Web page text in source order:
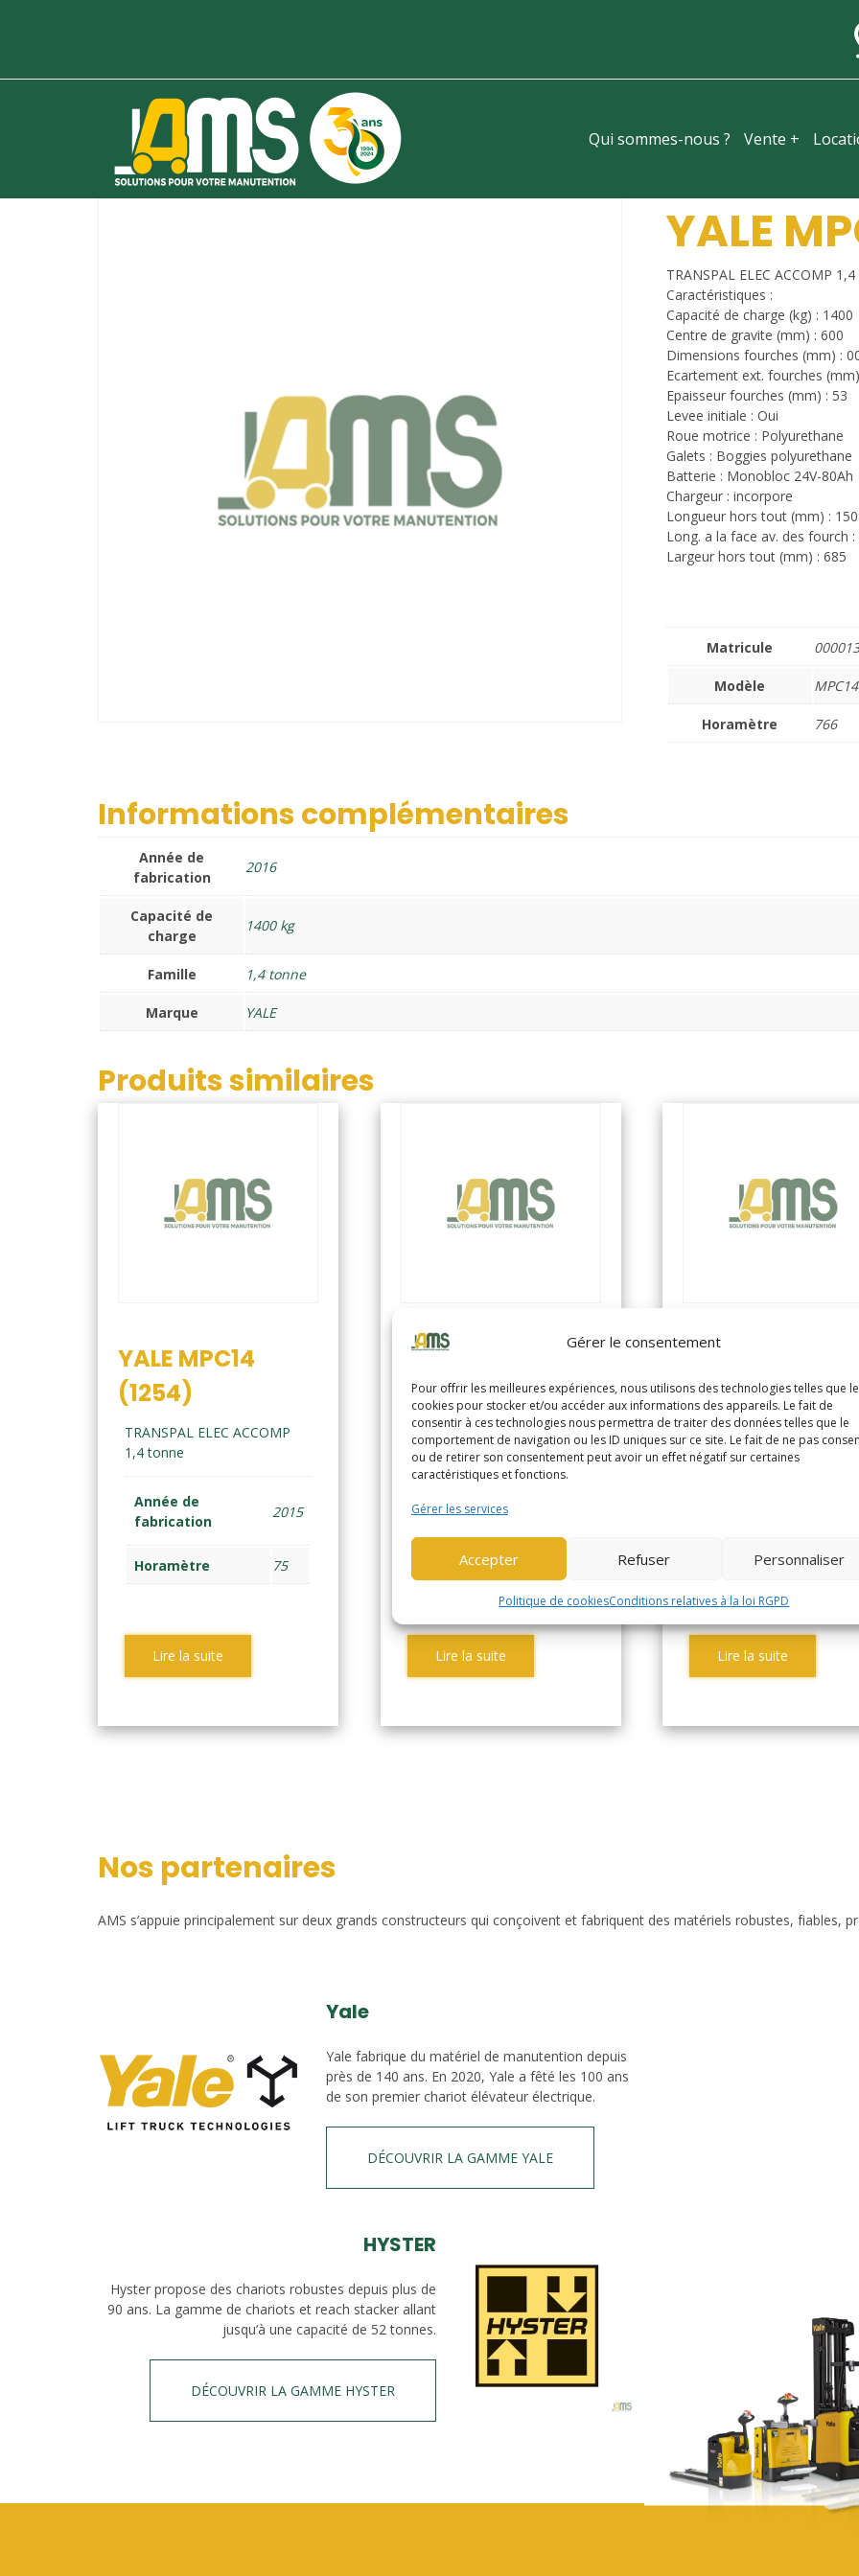
Gérer le consentement
Pour offrir les meilleures expériences, nous utilisons des technologies telles que
cookies pour stocker et/ou accéder aux informations des appareils. Le fait de
consentir à ces technologies nous permettra de traiter des données telles que le
comportement de navigation ou les ID uniques sur ce site. Le fait de ne pas
ou de retirer son consentement peut avoir un effet négatif sur certaines
caractéristiques et fonctions.
Gérer les services
Accepter Refuser Personnaliser
Politique de cookiesConditions relatives à la loi RGPD
Qui sommes-nous ? Vente +
YALE
TRANSPAL ELEC ACCOMP
Caractéristiques :
Capacité de charge (kg) : 1400
Centre de gravite (mm) : 600
Dimensions fourches (mm) :
Ecartement ext. fourches
Epaisseur fourches (mm) : 53
Levee initiale : Oui
Roue motrice : Polyurethane
Galets : Boggies polyurethane
Batterie : Monobloc 24V-80Ah
Chargeur : incorpore
Longueur hors tout (mm) :
Long. a la face av. des fourch :
Largeur hors tout (mm) : 685
Matricule
Modèle MPC14
Horamètre 766
Informations complémentaires
Année de
fabrication
2016
Capacité de
charge
1400 kg
Famille 1,4 tonne
Marque YALE
Produits similaires
YALE MPC14
(1254)
TRANSPAL ELEC ACCOMP
1,4 tonne
Année de
fabrication
2015
Horamètre 75
Lire la suite
LOC EUROLOCSP
(1367)
TRANSPAL ELEC ACCOMP
1,5 tonne
Année de
fabrication
Horamètre
Lire la suite
YALE MPC14
(1501)
TRANSPAL ELEC ACCOMP
1,4 tonne
Horamètre 315
Lire la suite
Nos partenaires
AMS s’appuie principalement sur deux grands constructeurs qui conçoivent et fabriquent des matériels robustes, fiables,
Yale
Yale fabrique du matériel de manutention depuis
près de 140 ans. En 2020, Yale a fêté les 100 ans
de son premier chariot élévateur électrique.
DÉCOUVRIR LA GAMME YALE
HYSTER
Hyster propose des chariots robustes depuis plus de
90 ans. La gamme de chariots et reach stacker allant
jusqu’à une capacité de 52 tonnes.
DÉCOUVRIR LA GAMME HYSTER